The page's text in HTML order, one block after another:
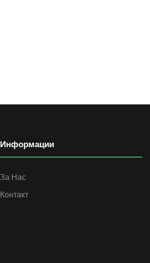
Информации
За Нас
Контакт